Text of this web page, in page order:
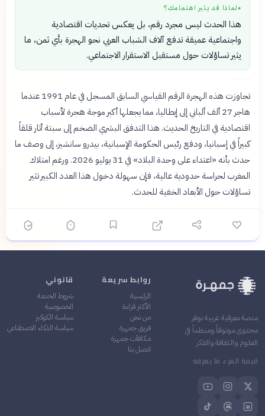
● لماذا قد يثير اهتمامك؟
هذا الحدث ليس مجرد رقم، بل يعكس تحديات اقتصادية
واجتماعية عميقة تدفع آلاف الشباب العربي نحو الهجرة بأي ثمن، ما
يثير تساؤلات حول مستقبل الاستقرار الاجتماعي.
تجاوزت هذه الهجرة الرقم القياسي السابق المسجل في عام 1991 عندما
هاجر 27 ألف ألباني إلى إيطاليا، مما يجعلها أكبر موجة هجرة لأسباب
اقتصادية في التاريخ الحديث. هذا التدفق البشري الضخم إلى سبتة أثار قلقاً
كبيراً في إسبانيا، ودفع رئيس الحكومة الإسبانية، بيدرو سانشيز، إلى وصف ما
حدث بأنه «اعتداء على وحدة البلاد» في 31 يوليو 2026. ورغم امتلاك
المغرب لحراسة حدودية عالية، فإن سهولة دخول هذا العدد الكبير تثير
تساؤلات حول الأبعاد الخفية للحدث.
منصة معرفية عربية توفر
محتوى موثوقاً ومنظماً في
العلوم والثقافة والفكر
قيمة المرء ما يعرفه
روابط سريعة
الرئيسية
الأكثر قراءة
من نحن
فريق جمهرة
مكافآت جمهرة
اتصل بنا
قانوني
شروط الخدمة
الخصوصية
سياسة الكوكيز
سياسة الذكاء الاصطناعي